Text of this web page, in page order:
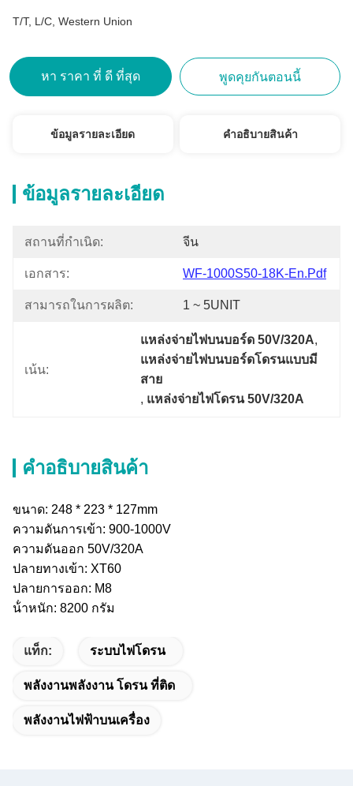
T/T, L/C, Western Union
หา ราคา ที่ ดี ที่สุด พูดคุยกันตอนนี้
ข้อมูลรายละเอียด คําอธิบายสินค้า
ข้อมูลรายละเอียด
สถานที่กำเนิด: จีน
เอกสาร: WF-1000S50-18K-En.pdf
สามารถในการผลิต: 1 ~ 5UNIT
เน้น:
แหล่งจ่ายไฟบนบอร์ด 50V/320A,
แหล่งจ่ายไฟบนบอร์ดโดรนแบบมี
สาย
, แหล่งจ่ายไฟโดรน 50V/320A
คําอธิบายสินค้า
ขนาด: 248 * 223 * 127mm
ความดันการเข้า: 900-1000V
ความดันออก 50V/320A
ปลายทางเข้า: XT60
ปลายการออก: M8
น้ําหนัก: 8200 กรัม
แท็ก: ระบบไฟโดรน
พลังงานพลังงาน โดรน ที่ติด
พลังงานไฟฟ้าบนเครื่อง